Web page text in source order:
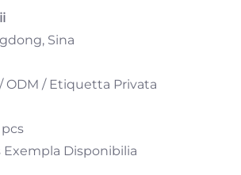
Sina
ODM / Etiquetta Privata
Exempla Disponibilia